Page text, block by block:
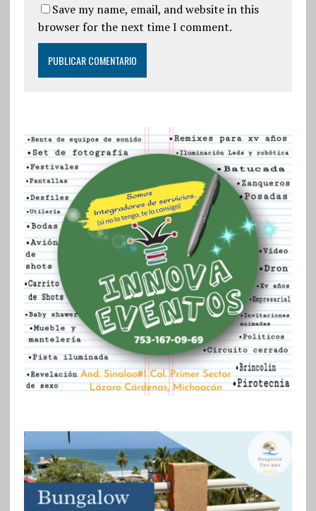
Save my name, email, and website in this
browser for the next time I comment.